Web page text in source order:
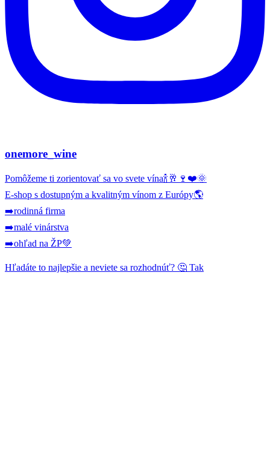
onemore_wine
Pomôžeme ti zorientovať sa vo svete vína🍾🥂🍷❤️🌞
E-shop s dostupným a kvalitným vínom z Európy🌎
➡️rodinná firma
➡️malé vinárstva
➡️ohľad na ŽP💚
Hľadáte to najlepšie a neviete sa rozhodnúť? 🤔 Tak